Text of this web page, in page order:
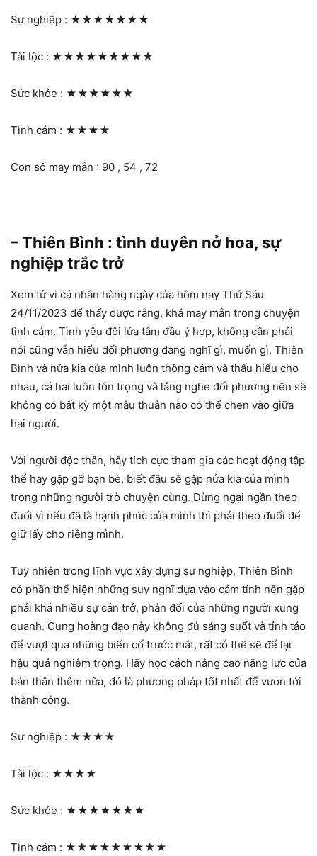
Sự nghiệp : ★★★★★★★
Tài lộc : ★★★★★★★★★
Sức khỏe : ★★★★★★
Tình cảm : ★★★★
Con số may mắn : 90 , 54 , 72
– Thiên Bình : tình duyên nở hoa, sự
nghiệp trắc trở
Xem tử vi cá nhân hàng ngày của hôm nay Thứ Sáu
24/11/2023 để thấy được rằng, khá may mắn trong chuyện
tình cảm. Tình yêu đôi lứa tâm đầu ý hợp, không cần phải
nói cũng vẫn hiểu đối phương đang nghĩ gì, muốn gì. Thiên
Bình và nửa kia của mình luôn thông cảm và thấu hiểu cho
nhau, cả hai luôn tôn trọng và lắng nghe đối phương nên sẽ
không có bất kỳ một mâu thuẫn nào có thể chen vào giữa
hai người.
Với người độc thân, hãy tích cực tham gia các hoạt động tập
thể hay gặp gỡ bạn bè, biết đâu sẽ gặp nửa kia của mình
trong những người trò chuyện cùng. Đừng ngại ngần theo
đuổi vì nếu đã là hạnh phúc của mình thì phải theo đuổi để
giữ lấy cho riêng mình.
Tuy nhiên trong lĩnh vực xây dựng sự nghiệp, Thiên Bình
có phần thể hiện những suy nghĩ dựa vào cảm tính nên gặp
phải khá nhiều sự cản trở, phản đối của những người xung
quanh. Cung hoàng đạo này không đủ sáng suốt và tỉnh táo
để vượt qua những biến cố trước mắt, rất có thể sẽ để lại
hậu quả nghiêm trọng. Hãy học cách nâng cao năng lực của
bản thân thêm nữa, đó là phương pháp tốt nhất để vươn tới
thành công.
Sự nghiệp : ★★★★
Tài lộc : ★★★★
Sức khỏe : ★★★★★★★
Tình cảm : ★★★★★★★★★